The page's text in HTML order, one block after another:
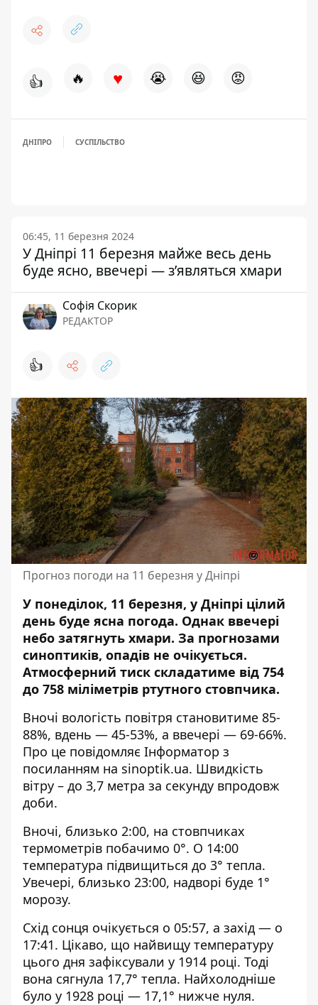
👍 🔥 ♥ 😭 😆 😡
ДНІПРО СУСПІЛЬСТВО
06:45, 11 березня 2024
У Дніпрі 11 березня майже весь день
буде ясно, ввечері — з’являться хмари
Софія Скорик
РЕДАКТОР
👍
Прогноз погоди на 11 березня у Дніпрі
У понеділок, 11 березня, у Дніпрі цілий
день буде ясна погода. Однак ввечері
небо затягнуть хмари. За прогнозами
синоптиків, опадів не очікується.
Атмосферний тиск складатиме від 754
до 758 міліметрів ртутного стовпчика.
Вночі вологість повітря становитиме 85-
88%, вдень — 45-53%, а ввечері — 69-66%.
Про це повідомляє Інформатор з
посиланням на sinoptik.ua. Швидкість
вітру – до 3,7 метра за секунду впродовж
доби.
Вночі, близько 2:00, на стовпчиках
термометрів побачимо 0°. О 14:00
температура підвищиться до 3° тепла.
Увечері, близько 23:00, надворі буде 1°
морозу.
Схід сонця очікується о 05:57, а захід — о
17:41. Цікаво, що найвищу температуру
цього дня зафіксували у 1914 році. Тоді
вона сягнула 17,7° тепла. Найхолодніше
було у 1928 році — 17,1° нижче нуля.